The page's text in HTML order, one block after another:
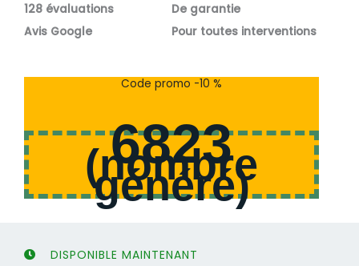
o
s
128 évaluations
Avis Google
o
s
De garantie
Pour toutes interventions
Code promo -10 %
6823
(nombre
généré)
DISPONIBLE MAINTENANT